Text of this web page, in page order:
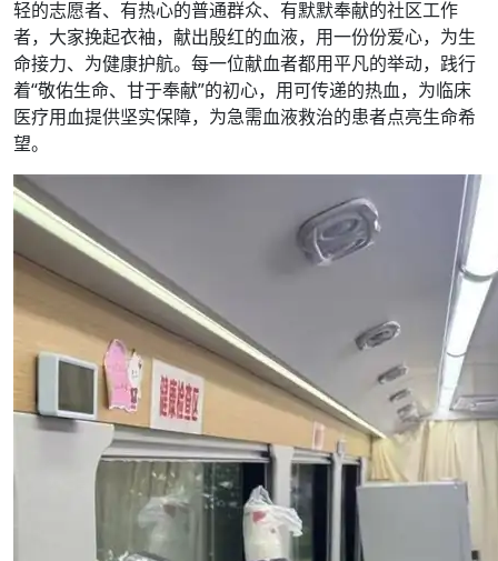
轻的志愿者、有热心的普通群众、有默默奉献的社区工作
者，大家挽起衣袖，献出殷红的血液，用一份份爱心，为生
命接力、为健康护航。每一位献血者都用平凡的举动，践行
着“敬佑生命、甘于奉献”的初心，用可传递的热血，为临床
医疗用血提供坚实保障，为急需血液救治的患者点亮生命希
望。